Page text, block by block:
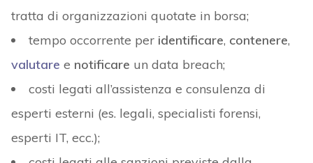
tratta di organizzazioni quotate in borsa;
tempo occorrente per identificare, contenere,
valutare e notificare un data breach;
costi legati all’assistenza e consulenza di
esperti esterni (es. legali, specialisti forensi,
esperti IT, ecc.);